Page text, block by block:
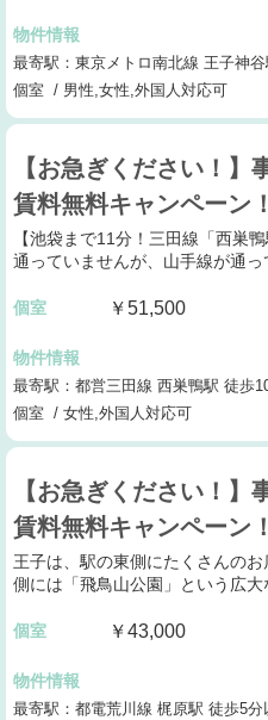
物件情報
最寄駅：東京メトロ南北線 王子神
個室 / 男性,女性,外国人対応可
【お急ぎください！】
賃料無料キャンペーン
【池袋まで11分！三田線「西巣
通っていませんが、山手線が通っ
個室 ￥51,500
物件情報
最寄駅：都営三田線 西巣鴨駅 徒歩
個室 / 女性,外国人対応可
【お急ぎください！】
賃料無料キャンペーン
王子は、駅の東側にたくさんの
側には「飛鳥山公園」という広大
個室 ￥43,000
物件情報
最寄駅：都電荒川線 梶原駅 徒歩5分